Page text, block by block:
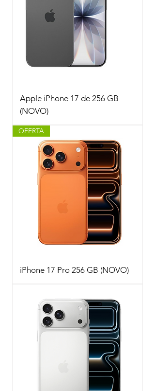
Apple iPhone 17 de 256 GB
(NOVO)
OFERTA
iPhone 17 Pro 256 GB (NOVO)